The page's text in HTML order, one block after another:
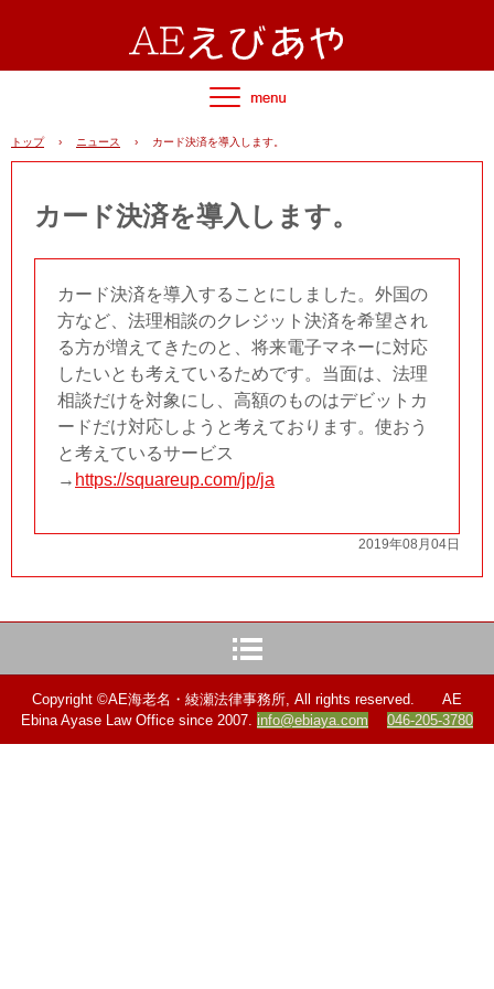
トップ › ニュース › カード決済を導入します。
カード決済を導入します。
カード決済を導入することにしました。外国の
方など、法理相談のクレジット決済を希望され
る方が増えてきたのと、将来電子マネーに対応
したいとも考えているためです。当面は、法理
相談だけを対象にし、高額のものはデビットカ
ードだけ対応しようと考えております。使おう
と考えているサービス
→ https://squareup.com/jp/ja
2019年08月04日
Copyright ©AE海老名・綾瀬法律事務所, All rights reserved. AE
Ebina Ayase Law Office since 2007. info@ebiaya.com 046-205-3780